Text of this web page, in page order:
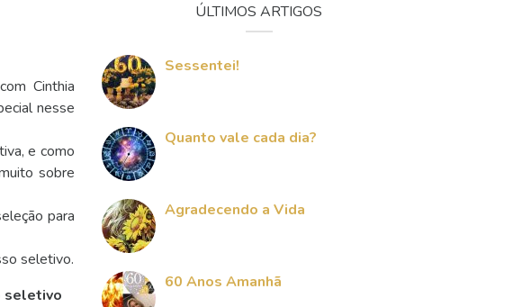
Cinthia
nesse
e como
sobre
para
seletivo.
seletivo
ÚLTIMOS ARTIGOS
Sessentei!
Quanto vale cada dia?
Agradecendo a Vida
60 Anos Amanhã